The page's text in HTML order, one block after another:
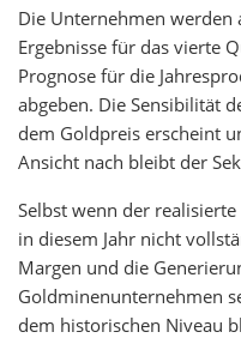
Die Unternehmen werden
Ergebnisse für das vierte
Prognose für die
abgeben. Die Sensibilität
dem Goldpreis erscheint
Ansicht nach bleibt der
Selbst wenn der
in diesem Jahr nicht
Margen und die
Goldminenunternehmen
dem historischen Niveau